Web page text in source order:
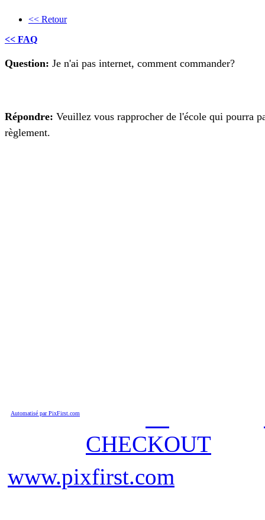
<< Retour
<< FAQ
Question: Je n'ai pas internet, comment commander?
Répondre: Veuillez vous rapprocher de l'école qui pourra
règlement.
Automatisé par PixFirst.com
CHECKOUT
www.pixfirst.com